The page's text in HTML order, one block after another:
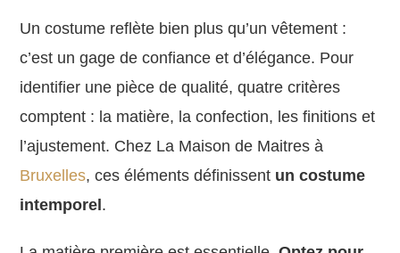
Un costume reflète bien plus qu’un vêtement :
c’est un gage de confiance et d’élégance. Pour
identifier une pièce de qualité, quatre critères
comptent : la matière, la confection, les finitions et
l’ajustement. Chez La Maison de Maitres à
Bruxelles, ces éléments définissent un costume
intemporel.